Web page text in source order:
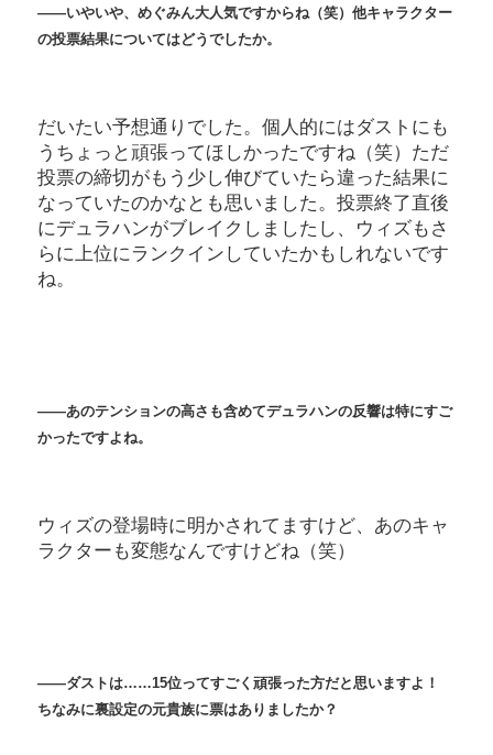
――いやいや、めぐみん大人気ですからね（笑）他キャラクター
の投票結果についてはどうでしたか。
だいたい予想通りでした。個人的にはダストにも
うちょっと頑張ってほしかったですね（笑）ただ
投票の締切がもう少し伸びていたら違った結果に
なっていたのかなとも思いました。投票終了直後
にデュラハンがブレイクしましたし、ウィズもさ
らに上位にランクインしていたかもしれないです
ね。
――あのテンションの高さも含めてデュラハンの反響は特にすご
かったですよね。
ウィズの登場時に明かされてますけど、あのキャ
ラクターも変態なんですけどね（笑）
――ダストは……15位ってすごく頑張った方だと思いますよ！
ちなみに裏設定の元貴族に票はありましたか？